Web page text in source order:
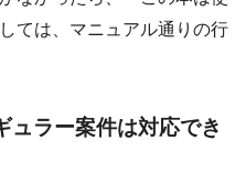
ては、マニュアル通りの行
ラー案件は対応でき